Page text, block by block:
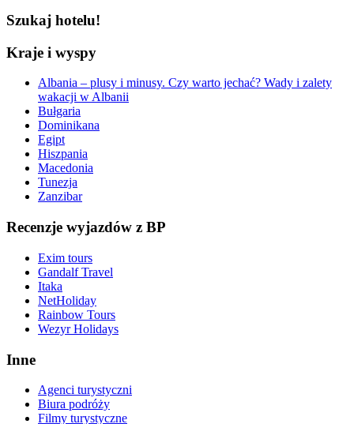
Szukaj hotelu!
Kraje i wyspy
Albania – plusy i minusy. Czy warto jechać? Wady i zalety
wakacji w Albanii
Bułgaria
Dominikana
Egipt
Hiszpania
Macedonia
Tunezja
Zanzibar
Recenzje wyjazdów z BP
Exim tours
Gandalf Travel
Itaka
NetHoliday
Rainbow Tours
Wezyr Holidays
Inne
Agenci turystyczni
Biura podróży
Filmy turystyczne